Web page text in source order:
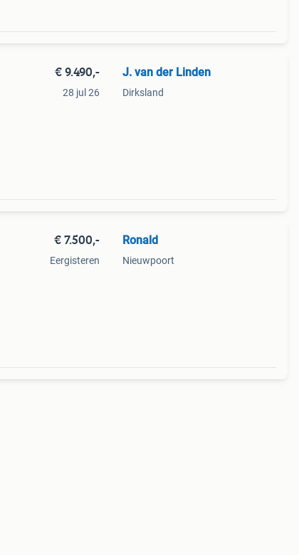
€ 9.490,-
28 jul 26
J. van der Linden
Dirksland
€ 7.500,-
Eergisteren
Ronald
Nieuwpoort